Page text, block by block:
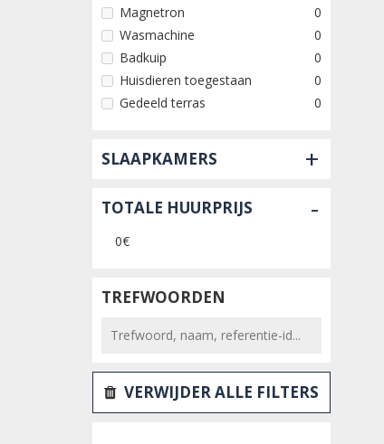
Magnetron
0
Wasmachine
0
Badkuip
0
Huisdieren toegestaan
0
Gedeeld terras
0
SLAAPKAMERS +
TOTALE HUURPRIJS -
0€
TREFWOORDEN
VERWIJDER ALLE FILTERS